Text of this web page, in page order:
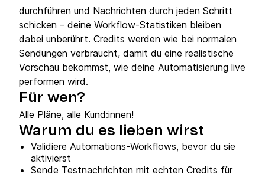
durchführen und Nachrichten durch jeden Schritt
schicken – deine Workflow‑Statistiken bleiben
dabei unberührt. Credits werden wie bei normalen
Sendungen verbraucht, damit du eine realistische
Vorschau bekommst, wie deine Automatisierung live
performen wird.
Für wen?
Alle Pläne, alle Kund:innen!
Warum du es lieben wirst
Validiere Automations‑Workflows, bevor du sie
aktivierst
Sende Testnachrichten mit echten Credits für